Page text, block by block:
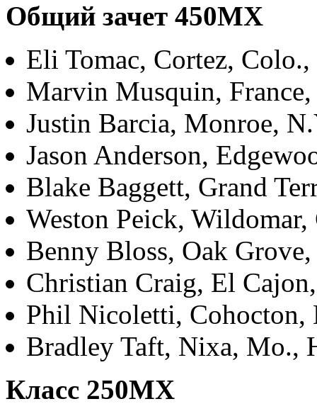
Общий зачет 450МХ
Eli Tomac, Cortez,
Marvin Musquin,
Justin Barcia, Monroe,
Jason Anderson,
Blake Baggett, Grand
Weston Peick,
Benny Bloss, Oak
Christian Craig, El
Phil Nicoletti,
Bradley Taft, Nixa, Mo.,
Класс 250МХ